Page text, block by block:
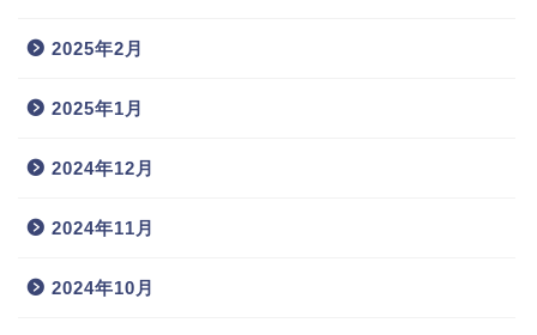
2025年2月
2025年1月
2024年12月
2024年11月
2024年10月